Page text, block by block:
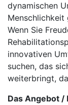
dynamischen
Menschlichkeit
Wenn Sie
innovativen
suchen, das
weiterbringt,
Das Angebot /